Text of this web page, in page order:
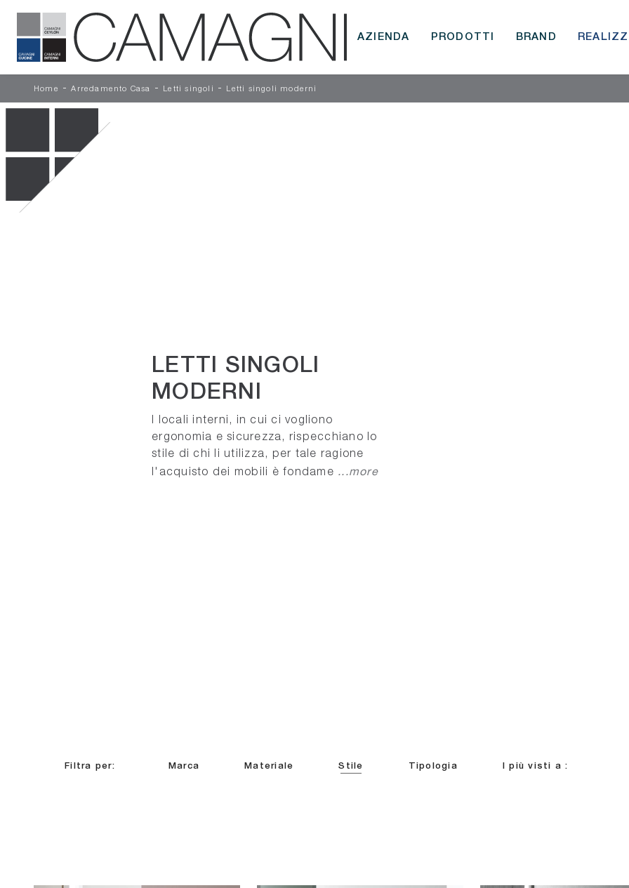
AZIENDA PRODOTTI BRAND
Home -Arredamento Casa - Letti singoli - Letti singoli moderni
LETTI SINGOLI
MODERNI
I locali interni, in cui ci vogliono
ergonomia e sicurezza, rispecchiano lo
stile di chi li utilizza, per tale ragione
l'acquisto dei mobili è fondame ...more
Filtra per: Marca Materiale Stile Tipologia I più visti a :